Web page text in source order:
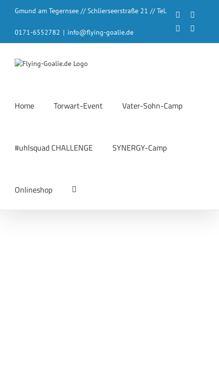
InhaltGmund am Tegernsee // Schlierseerstraße 21 // Tel.
0171-6552782 | info@flying-goalie.de
Facebook
LinkedIn
Home Torwart-Event Vater-Sohn-Camp
#uhlsquad CHALLENGE SYNERGY-Camp
Onlineshop